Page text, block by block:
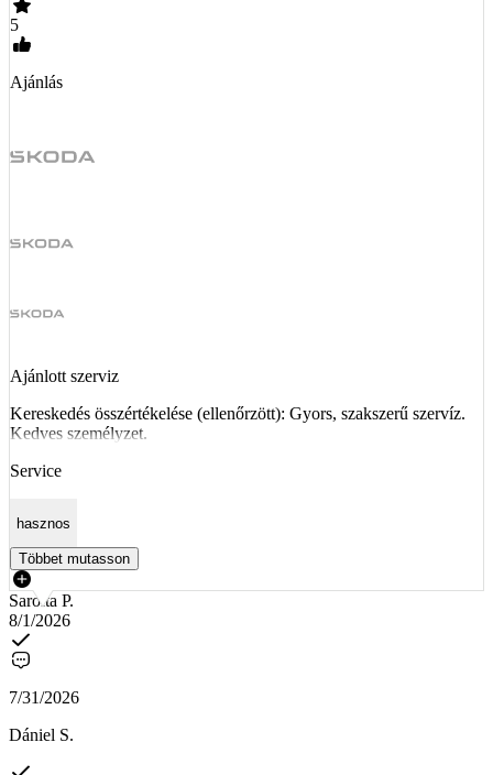
5
Ajánlás
Ajánlott szerviz
Kereskedés összértékelése (ellenőrzött): Gyors, szakszerű szervíz.
Kedves személyzet.
Service
hasznos
Többet mutasson
Sarolta P.
8/1/2026
7/31/2026
Dániel S.